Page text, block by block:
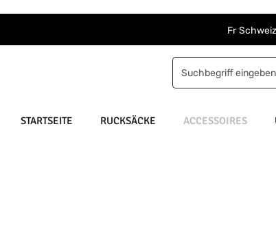
Fr
STARTSEITE RUCKSÄCKE ACCESSOIRES